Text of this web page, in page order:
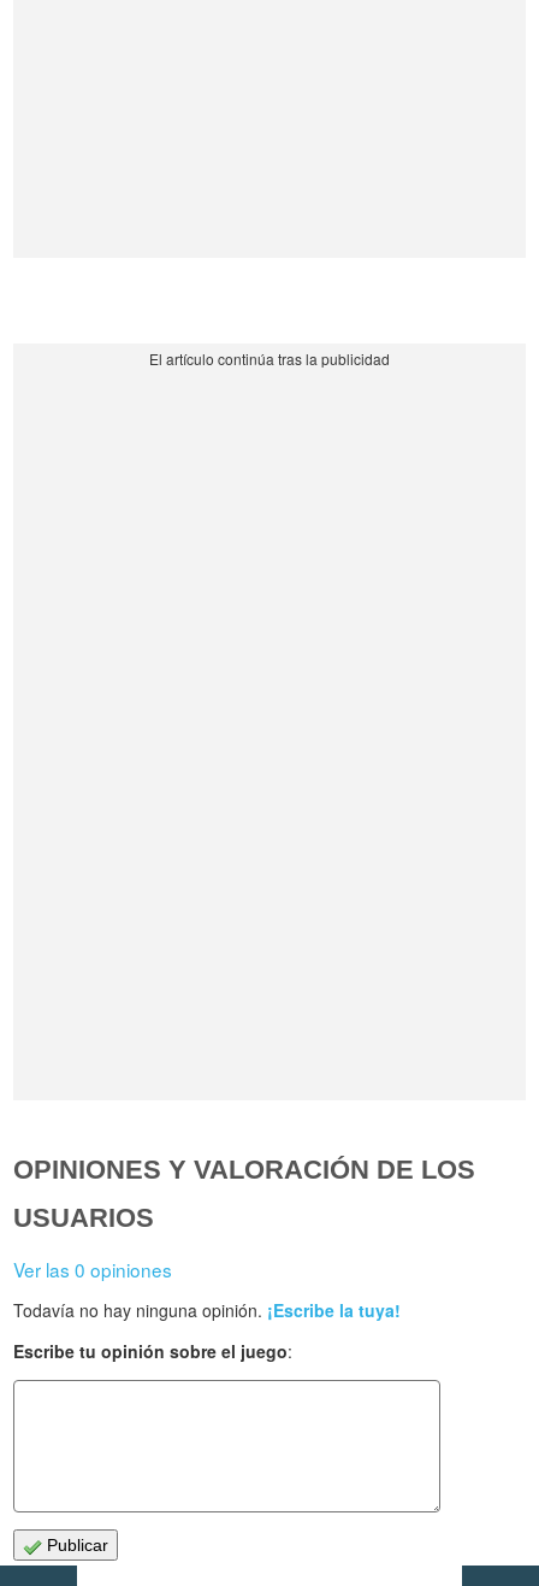
OPINIONES Y VALORACIÓN DE LOS
USUARIOS
Ver las 0 opiniones
Todavía no hay ninguna opinión. ¡Escribe la tuya!
Escribe tu opinión sobre el juego:
Publicar